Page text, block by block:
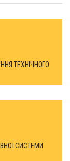
ТЕХНІЧНОГО
СИСТЕМИ